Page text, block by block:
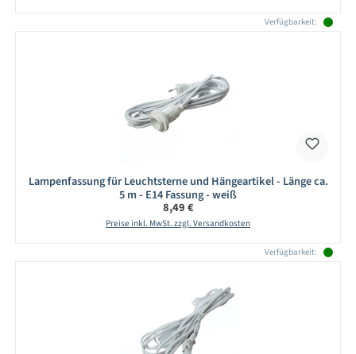
Verfügbarkeit:
Lampenfassung für Leuchtsterne und Hängeartikel - Länge ca.
5 m - E14 Fassung - weiß
Regulärer Preis:
8,49 €
Preise inkl. MwSt. zzgl. Versandkosten
Verfügbarkeit: